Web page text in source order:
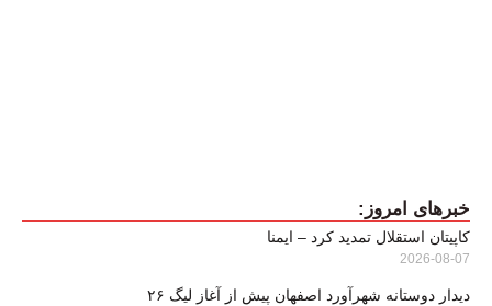
خبرهای امروز:
کاپیتان استقلال تمدید کرد – ایمنا
2026-08-07
دیدار دوستانه شهرآورد اصفهان پیش از آغاز لیگ ۲۶